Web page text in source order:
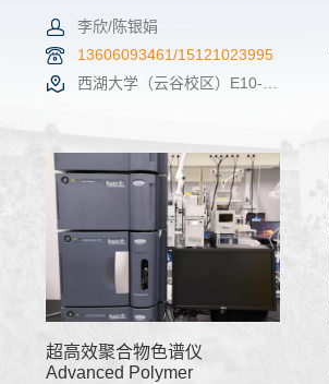
李欣/陈银娟
13606093461/15121023995
西湖大学（云谷校区）E10-146
超高效聚合物色谱仪
Advanced Polymer